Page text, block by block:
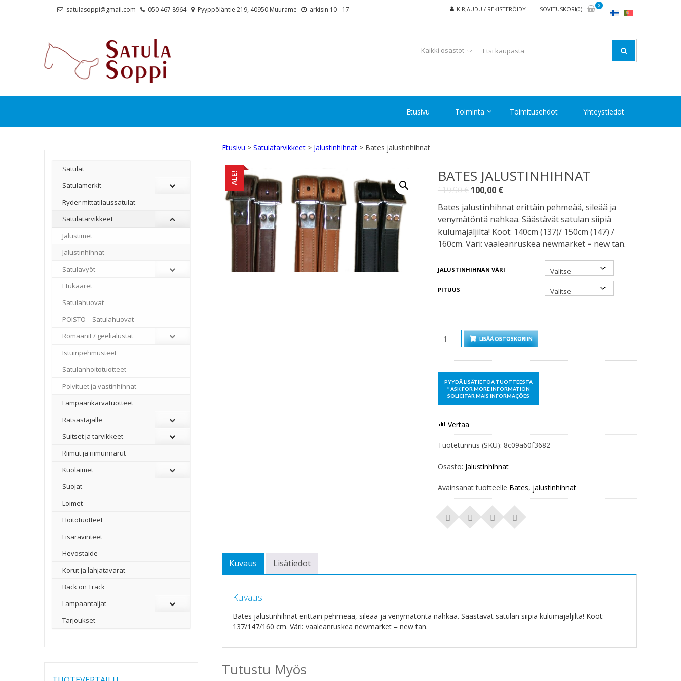
satulasoppi@gmail.com 050 467 8964 Pyyppöläntie 219, 40950 Muurame arkisin 10 - 17 KIRJAUDU / REKISTERÖIDY SOVITUSKORI(0)
0
Etusivu Toiminta Toimitusehdot Yhteystiedot
Etusivu > Satulatarvikkeet > Jalustinhihnat > Bates jalustinhihnat
ALE! BATES JALUSTINHIHNAT
119,90€ Alkuperäinen
hinta
oli:
119,90 €.
100,00 €Nykyinen
on:
100,00 €.
Bates jalustinhihnat erittäin pehmeää, sileää ja
venymätöntä nahkaa. Säästävät satulan siipiä
kulumajäljiltä! Koot: 140cm (137)/ 150cm (147) /
160cm. Väri: vaaleanruskea newmarket = new tan.
JALUSTINHIHNAN VÄRI
PITUUS
LISÄÄ OSTOSKORIIN
Vertaa
Tuotetunnus (SKU): 8c09a60f3682
Osasto: Jalustinhihnat
Avainsanat tuotteelle Bates, jalustinhihnat
Kuvaus Lisätiedot
Kuvaus
Bates jalustinhihnat erittäin pehmeää, sileää ja venymätöntä nahkaa. Säästävät satulan siipiä kulumajäljiltä! Koot:
137/147/160 cm. Väri: vaaleanruskea newmarket = new tan.
Tutustu Myös
Satulat
Satulamerkit
Ryder mittatilaussatulat
Satulatarvikkeet
–
Jalustimet
Jalustinhihnat
Satulavyöt
Etukaaret
Satulahuovat
POISTO – Satulahuovat
Romaanit / geelialustat
Istuinpehmusteet
Satulanhoitotuotteet
Polvituet ja vastinhihnat
Lampaankarvatuotteet
Ratsastajalle
Suitset ja tarvikkeet
Riimut ja riimunnarut
Kuolaimet
Suojat
Loimet
Hoitotuotteet
Lisäravinteet
Hevostaide
Korut ja lahjatavarat
Back on Track
Lampaantaljat
Tarjoukset